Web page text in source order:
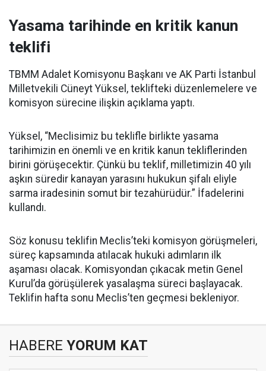
Yasama tarihinde en kritik kanun
teklifi
TBMM Adalet Komisyonu Başkanı ve AK Parti İstanbul
Milletvekili Cüneyt Yüksel, teklifteki düzenlemelere ve
komisyon sürecine ilişkin açıklama yaptı.
Yüksel, “Meclisimiz bu teklifle birlikte yasama
tarihimizin en önemli ve en kritik kanun tekliflerinden
birini görüşecektir. Çünkü bu teklif, milletimizin 40 yılı
aşkın süredir kanayan yarasını hukukun şifalı eliyle
sarma iradesinin somut bir tezahürüdür.” İfadelerini
kullandı.
Söz konusu teklifin Meclis’teki komisyon görüşmeleri,
süreç kapsamında atılacak hukuki adımların ilk
aşaması olacak. Komisyondan çıkacak metin Genel
Kurul’da görüşülerek yasalaşma süreci başlayacak.
Teklifin hafta sonu Meclis’ten geçmesi bekleniyor.
HABERE YORUM KAT